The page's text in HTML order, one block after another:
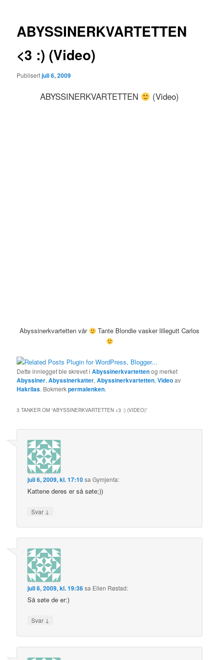
ABYSSINERKVARTETTEN
<3 :) (Video)
Publisertjuli 6, 2009
ABYSSINERKVARTETTEN (Video)
Abyssinerkvartetten vår Tante Blondie vasker lillegutt Carlos
Dette innlegget ble skrevet iAbyssinerkvartettenog merket
Abyssiner,Abyssinerkatter,Abyssinerkvartetten,Videoav
Hakrilas. Bokmerkpermalenken.
3 TANKER OM “ABYSSINERKVARTETTEN <3 :) (VIDEO)”
juli 6, 2009, kl. 17:10sa Gymjenta:
Kattene deres er så søte;))
Svar ↓
juli 6, 2009, kl. 19:36sa Ellen Røstad:
Så søte de er:)
Svar ↓